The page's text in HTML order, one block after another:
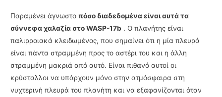
Παραμένει άγνωστοπόσο διαδεδομένα είναι αυτά τα
σύννεφα χαλαζία στο WASP-17b . Ο πλανήτης είναι
παλιρροιακά κλειδωμένος, που σημαίνει ότι η μία πλευρά
είναι πάντα στραμμένη προς το αστέρι του και η άλλη
στραμμένη μακριά από αυτό. Είναι πιθανό αυτοί οι
κρύσταλλοι να υπάρχουν μόνο στην ατμόσφαιρα στη
νυχτερινή πλευρά του πλανήτη και να εξαφανίζονται όταν